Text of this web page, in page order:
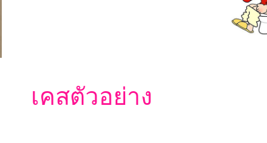
เคสตัวอย่าง